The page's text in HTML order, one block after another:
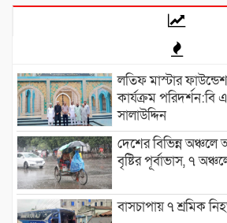
লতিফ মাস্টার
কার্যক্রম
সালাউদ্দিন
দেশের বিভিন্ন অঞ্চলে
বৃষ্টির পূর্বাভাস, ৭
বাসচাপায় ৭ শ্রমিক